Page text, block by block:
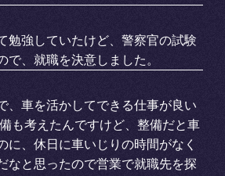
勉強していたけど、警察官の試験
で、就職を決意しました。
、車を活かしてできる仕事が良い
も考えたんですけど、整備だと車
に、休日に車いじりの時間がなく
なと思ったので営業で就職先を探